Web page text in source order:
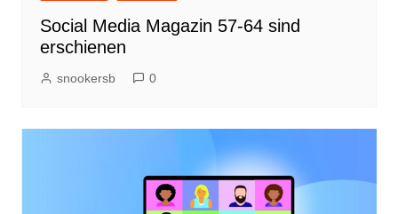
Social Media Magazin 57-64 sind
erschienen
snookersb 0